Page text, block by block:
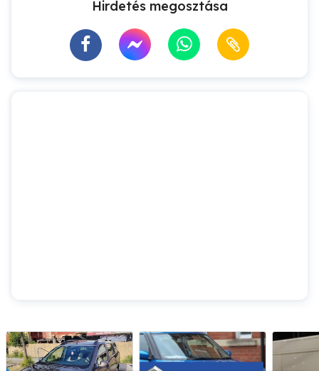
Hirdetés megosztása